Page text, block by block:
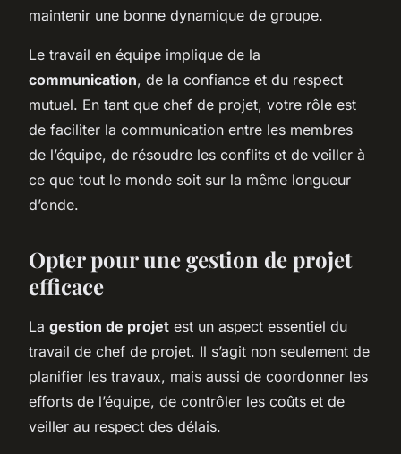
maintenir une bonne dynamique de groupe.
Le travail en équipe implique de la
communication, de la confiance et du respect
mutuel. En tant que chef de projet, votre rôle est
de faciliter la communication entre les membres
de l’équipe, de résoudre les conflits et de veiller à
ce que tout le monde soit sur la même longueur
d’onde.
Opter pour une gestion de projet
efficace
La gestion de projet est un aspect essentiel du
travail de chef de projet. Il s’agit non seulement de
planifier les travaux, mais aussi de coordonner les
efforts de l’équipe, de contrôler les coûts et de
veiller au respect des délais.